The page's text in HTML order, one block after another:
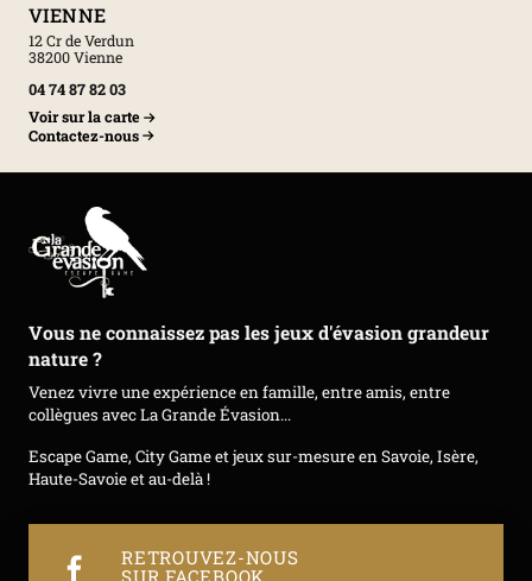
VIENNE
12 Cr de Verdun
38200 Vienne
04 74 87 82 03
Voir sur la carte
Contactez-nous
Vous ne connaissez pas les jeux d'évasion grandeur
nature ?
Venez vivre une expérience en famille, entre amis, entre
collègues avec La Grande Évasion...
Escape Game, City Game et jeux sur-mesure en Savoie, Isère,
Haute-Savoie et au-delà !
RETROUVEZ-NOUS
SUR FACEBOOK